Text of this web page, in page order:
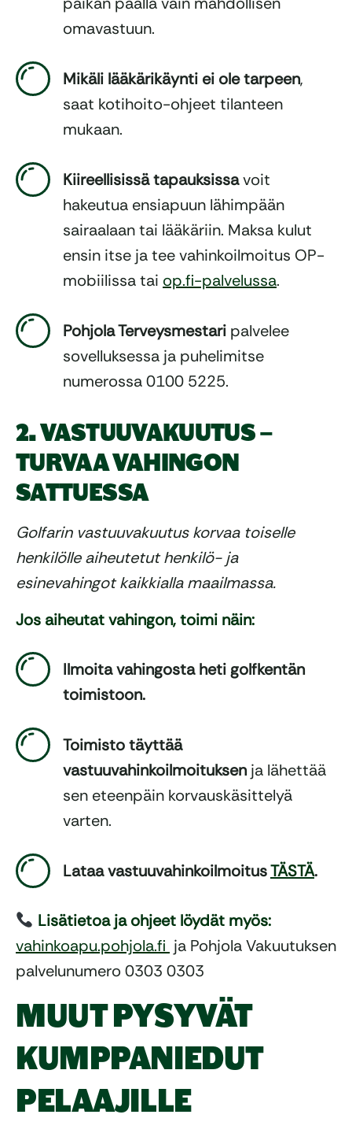
omavastuun.
Mikäli lääkärikäynti ei ole tarpeen,
saat kotihoito-ohjeet tilanteen
mukaan.
Kiireellisissä tapauksissavoit
hakeutua ensiapuun lähimpään
sairaalaan tai lääkäriin. Maksa kulut
ensin itse ja tee vahinkoilmoitus OP-
mobiilissa tai op.fi-palvelussa.
Pohjola Terveysmestari palvelee
sovelluksessa ja puhelimitse
numerossa 0100 5225.
2. VASTUUVAKUUTUS –
TURVAA VAHINGON
SATTUESSA
Golfarin vastuuvakuutus korvaa toiselle
henkilölle aiheutetut henkilö- ja
esinevahingot kaikkialla maailmassa.
Jos aiheutat vahingon, toimi näin:
Ilmoita vahingosta heti golfkentän
toimistoon.
Toimisto täyttää
vastuuvahinkoilmoituksen ja lähettää
sen eteenpäin korvauskäsittelyä
varten.
Lataa vastuuvahinkoilmoitusTÄSTÄ.
Lisätietoa ja ohjeet löydät myös:
vahinkoapu.pohjola.fi ja Pohjola Vakuutuksen
palvelunumero 0303 0303
MUUT PYSYVÄT
KUMPPANIEDUT
PELAAJILLE